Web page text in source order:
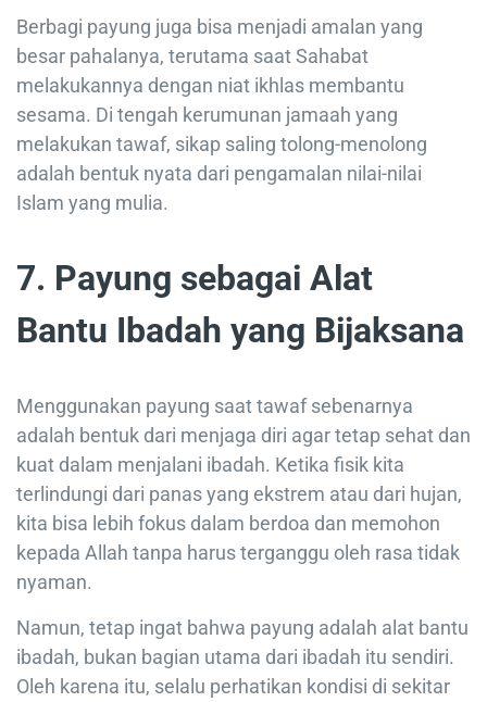
Berbagi payung juga bisa menjadi amalan yang
besar pahalanya, terutama saat Sahabat
melakukannya dengan niat ikhlas membantu
sesama. Di tengah kerumunan jamaah yang
melakukan tawaf, sikap saling tolong-menolong
adalah bentuk nyata dari pengamalan nilai-nilai
Islam yang mulia.
7. Payung sebagai Alat
Bantu Ibadah yang Bijaksana
Menggunakan payung saat tawaf sebenarnya
adalah bentuk dari menjaga diri agar tetap sehat dan
kuat dalam menjalani ibadah. Ketika fisik kita
terlindungi dari panas yang ekstrem atau dari hujan,
kita bisa lebih fokus dalam berdoa dan memohon
kepada Allah tanpa harus terganggu oleh rasa tidak
nyaman.
Namun, tetap ingat bahwa payung adalah alat bantu
ibadah, bukan bagian utama dari ibadah itu sendiri.
Oleh karena itu, selalu perhatikan kondisi di sekitar